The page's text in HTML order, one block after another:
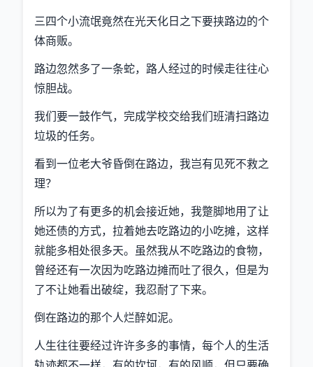
三四个小流氓竟然在光天化日之下要挟路边的个
体商贩。
路边忽然多了一条蛇，路人经过的时候走往往心
惊胆战。
我们要一鼓作气，完成学校交给我们班清扫路边
垃圾的任务。
看到一位老大爷昏倒在路边，我岂有见死不救之
理？
所以为了有更多的机会接近她，我蹩脚地用了让
她还债的方式，拉着她去吃路边的小吃摊，这样
就能多相处很多天。虽然我从不吃路边的食物，
曾经还有一次因为吃路边摊而吐了很久，但是为
了不让她看出破绽，我忍耐了下来。
倒在路边的那个人烂醉如泥。
人生往往要经过许许多多的事情，每个人的生活